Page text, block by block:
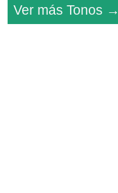
Ver más Tonos →